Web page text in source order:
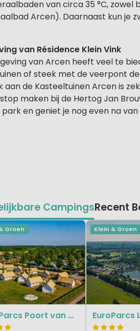
van circa 35 °C, zowel
Arcen). Daarnaast kun je
van Résidence Klein Vink
van Arcen heeft veel te
of steek met de veerpont
aan de Kasteeltuinen Arcen is
maken bij de Hertog Jan
en geniet je nog even na
CampingsRecent
Groen
EuroParcs Poort van Maastricht
Klein & Groen
EuroParcs